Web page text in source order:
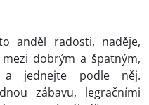
anděl radosti, naděje,
dobrým a špatným,
a jednejte podle něj.
zábavu, legračními